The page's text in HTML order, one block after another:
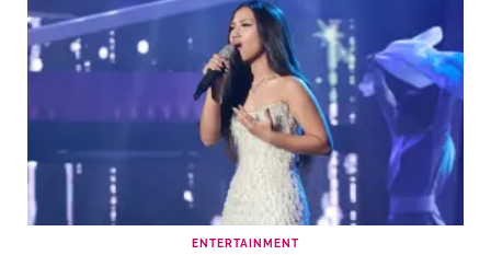
ENTERTAINMENT